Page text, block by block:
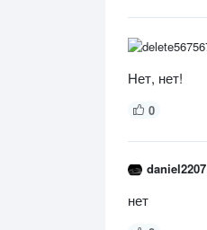
Нет, нет!
0
daniel2207
нет